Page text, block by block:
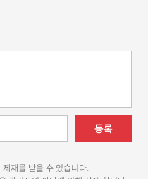
등록
재를 받을 수 있습니다.